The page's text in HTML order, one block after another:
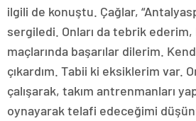
ilgili de konuştu. Çağlar,
sergiledi. Onları da tebrik
maçlarında başarılar dilerim.
çıkardım. Tabii ki eksiklerim var.
çalışarak, takım antrenmanları
oynayarak telafi edeceğimi